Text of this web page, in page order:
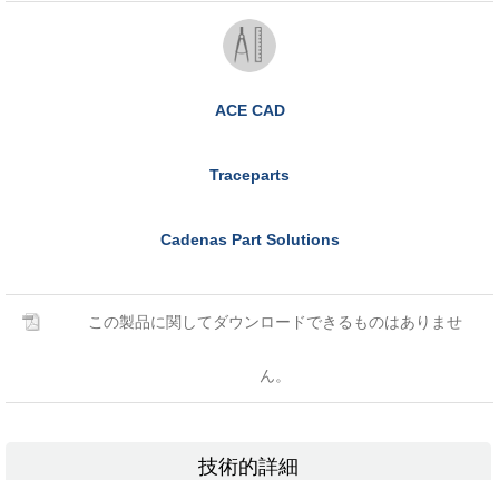
ACE CAD
Traceparts
Cadenas Part Solutions
この製品に関してダウンロードできるものはありませ
ん。
技術的詳細